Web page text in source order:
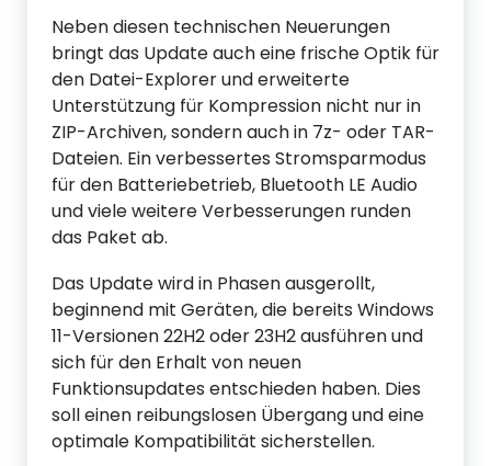
Neben diesen technischen Neuerungen
bringt das Update auch eine frische Optik für
den Datei-Explorer und erweiterte
Unterstützung für Kompression nicht nur in
ZIP-Archiven, sondern auch in 7z- oder TAR-
Dateien. Ein verbessertes Stromsparmodus
für den Batteriebetrieb, Bluetooth LE Audio
und viele weitere Verbesserungen runden
das Paket ab.
Das Update wird in Phasen ausgerollt,
beginnend mit Geräten, die bereits Windows
11-Versionen 22H2 oder 23H2 ausführen und
sich für den Erhalt von neuen
Funktionsupdates entschieden haben. Dies
soll einen reibungslosen Übergang und eine
optimale Kompatibilität sicherstellen.